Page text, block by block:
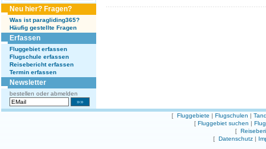
Neu hier? Fragen?
Was ist paragliding365?
Häufig gestellte Fragen
Erfassen
Fluggebiet erfassen
Flugschule erfassen
Reisebericht erfassen
Termin erfassen
Newsletter
bestellen oder abmelden
[ Fluggebiete | Flugschulen |
[ Fluggebiet suchen |
[
[ Datenschutz |